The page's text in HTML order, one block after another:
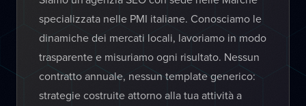
specializzata nelle PMI italiane. Conosciamo le
dinamiche dei mercati locali, lavoriamo in modo
trasparente e misuriamo ogni risultato. Nessun
contratto annuale, nessun template generico:
strategie costruite attorno alla tua attività a